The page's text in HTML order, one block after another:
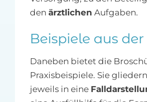
den ärztlichen Aufgaben.
Beispiele aus
Daneben bietet die
Praxisbeispiele. Sie
jeweils in eine